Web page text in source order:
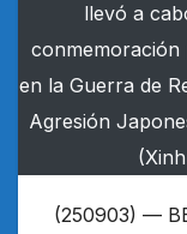
llevó a
conmemoración
en la Guerra de
Agresión
(250903) —